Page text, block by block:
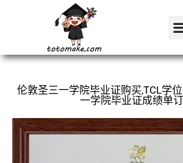
伦敦圣三一学院毕业证购买,TCL学
一学院毕业证成绩单